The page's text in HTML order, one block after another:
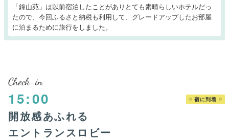
「鐘山苑」は以前宿泊したことがありとても素晴らしいホテルだっ
たので、今回ふるさと納税も利用して、グレードアップしたお部屋
に泊まるために旅行をしました。
Check-in
15:00 宿に到着
開放感あふれる
エントランスロビー